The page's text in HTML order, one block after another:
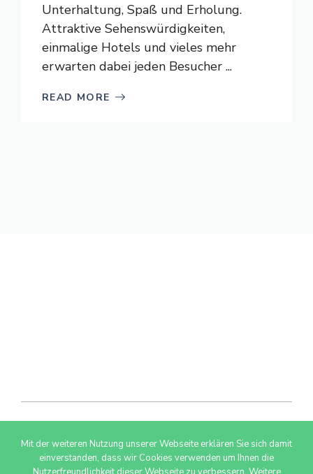
Unterhaltung, Spaß und Erholung.
Attraktive Sehenswürdigkeiten,
einmalige Hotels und vieles mehr
erwarten dabei jeden Besucher ...
READ MORE
© 2026 AdSimple GmbH
Mit der weiteren Nutzung unserer Webseite erklären Sie sich damit
einverstanden, dass wir Cookies verwenden um Ihnen die